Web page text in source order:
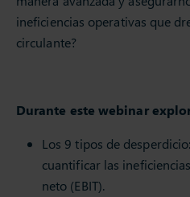
ineficiencias operativas que
circulante?
Durante este webinar
Los 9 tipos de
cuantificar las
neto (EBIT).